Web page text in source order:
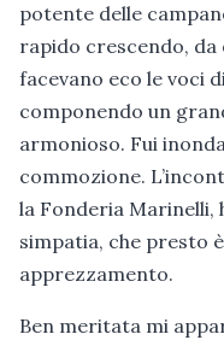
potente delle
rapido crescendo,
facevano eco le voci
componendo un
armonioso. Fui
commozione.
la Fonderia Marinelli,
simpatia, che presto
apprezzamento.
Ben meritata mi